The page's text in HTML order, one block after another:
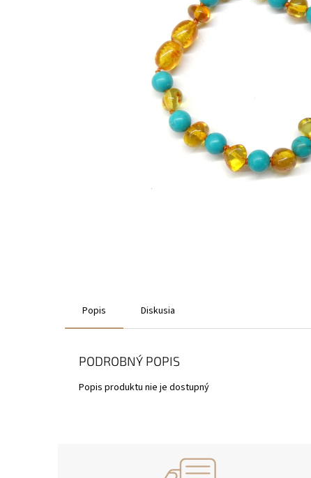
Popis Diskusia
PODROBNÝ POPIS
Popis produktu nie je dostupný